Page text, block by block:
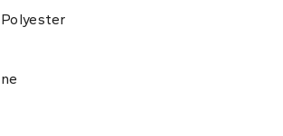
Polyester
ne